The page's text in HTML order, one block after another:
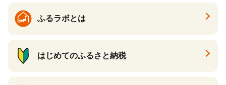
ふるラボとは
はじめてのふるさと納税